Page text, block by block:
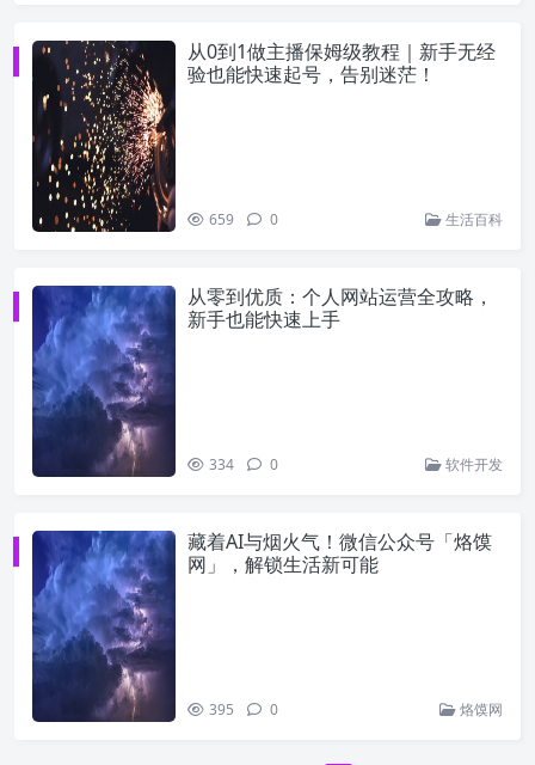
从0到1做主播保姆级教程｜新手无经
验也能快速起号，告别迷茫！
659 0 生活百科
从零到优质：个人网站运营全攻略，
新手也能快速上手
334 0 软件开发
藏着AI与烟火气！微信公众号「烙馍
网」，解锁生活新可能
395 0 烙馍网